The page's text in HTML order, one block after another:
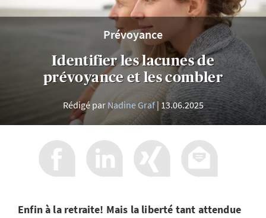
Prévoyance
Identifier les lacunes de
prévoyance et les combler
Rédigé par Nadine Graf 13.06.2025
Enfin à la retraite! Mais la liberté tant attendue